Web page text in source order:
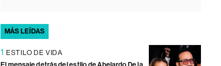
MÁS LEÍDAS
1 ESTILO DE VIDA